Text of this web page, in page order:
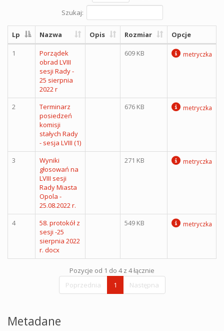
Szukaj:
Lp Nazwa Opis Rozmiar Opcje
1
Porządek
obrad LVIII
sesji Rady -
25 sierpnia
2022 r
609 KB metryczka
2
Terminarz
posiedzeń
komisji
stałych Rady
- sesja LVIII (1)
676 KB metryczka
3
Wyniki
głosowań na
LVIII sesji
Rady Miasta
Opola -
25.08.2022 r.
271 KB metryczka
4
58. protokół z
sesji -25
sierpnia 2022
r. docx
549 KB metryczka
Pozycje od 1 do 4 z 4 łącznie
Poprzednia
1 Następna
Metadane